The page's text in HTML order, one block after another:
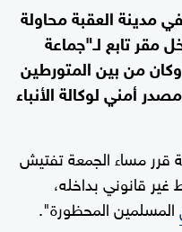
مدينة العقبة محاولة
تابع لـ"جماعة
من بين المتورطين
أمني لوكالة الأنباء
قرر مساء الجمعة تفتيش
قانوني بداخله،
المسلمين المحظورة".